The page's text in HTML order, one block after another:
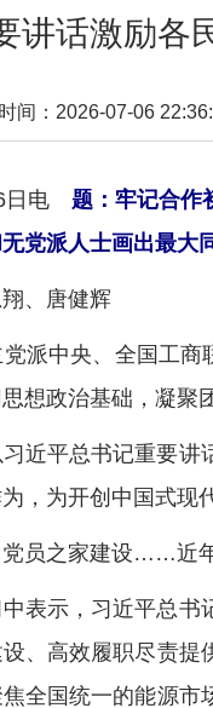
讲话激励各
间：2026-07-06
日电 题：牢记合作
党派人士画出最大
、唐健辉
中央、全国工商
想政治基础，凝聚
平总书记重要讲话
，为开创中国式现
之家建设……近年
示，习近平总书记
、高效履职尽责
全国统一的能源